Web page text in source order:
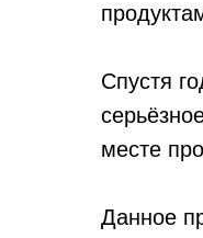
Спустя
месте
Данное